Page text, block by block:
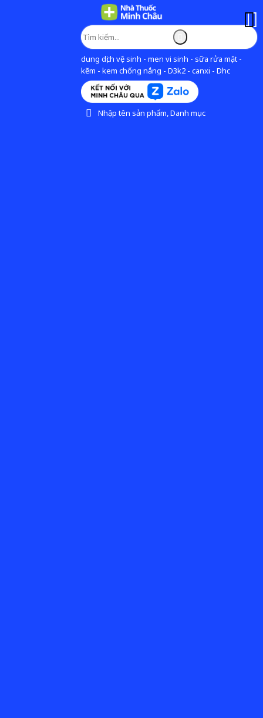
dung dịch vệ sinh - men vi sinh - sữa rửa mặt -
kẽm - kem chống nắng - D3k2 - canxi - Dhc
Nhập tên sản phẩm, Danh mục